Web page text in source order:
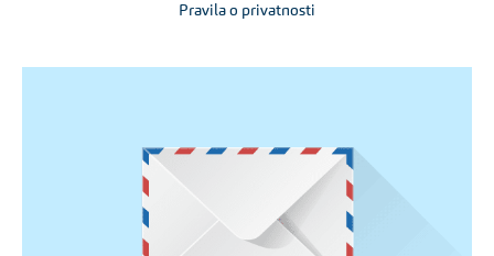
Pravila o privatnosti